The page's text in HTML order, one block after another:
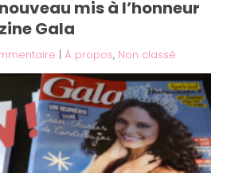
mis à l’honneur
Gala
| À propos, Non classé